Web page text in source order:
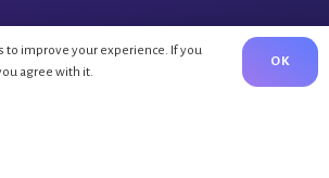
to improve your experience. If you
agree with it.
OK